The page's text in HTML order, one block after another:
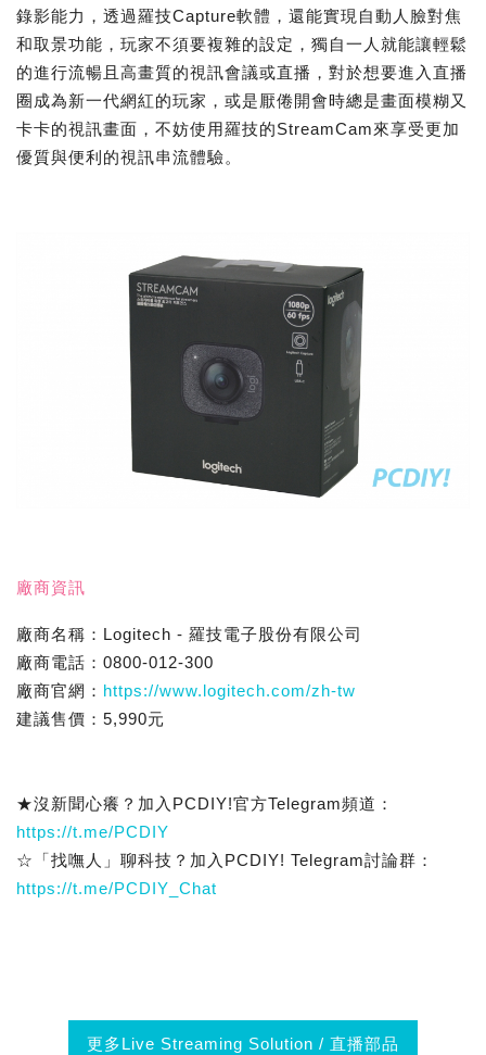
錄影能力，透過羅技Capture軟體，還能實現自動人臉對焦
和取景功能，玩家不須要複雜的設定，獨自一人就能讓輕鬆
的進行流暢且高畫質的視訊會議或直播，對於想要進入直播
圈成為新一代網紅的玩家，或是厭倦開會時總是畫面模糊又
卡卡的視訊畫面，不妨使用羅技的StreamCam來享受更加
優質與便利的視訊串流體驗。
廠商資訊
廠商名稱：Logitech - 羅技電子股份有限公司
廠商電話：0800-012-300
廠商官網： https://www.logitech.com/zh-tw
建議售價：5,990元
★沒新聞心癢？加入PCDIY!官方Telegram頻道：
https://t.me/PCDIY
☆「找嘸人」聊科技？加入PCDIY! Telegram討論群：
https://t.me/PCDIY_Chat
更多Live Streaming Solution / 直播部品